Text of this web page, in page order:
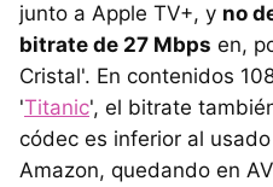
junto a Apple TV+, y no
bitrate de 27 Mbps en,
Cristal'. En contenidos
'Titanic', el bitrate
códec es inferior al
Amazon, quedando en